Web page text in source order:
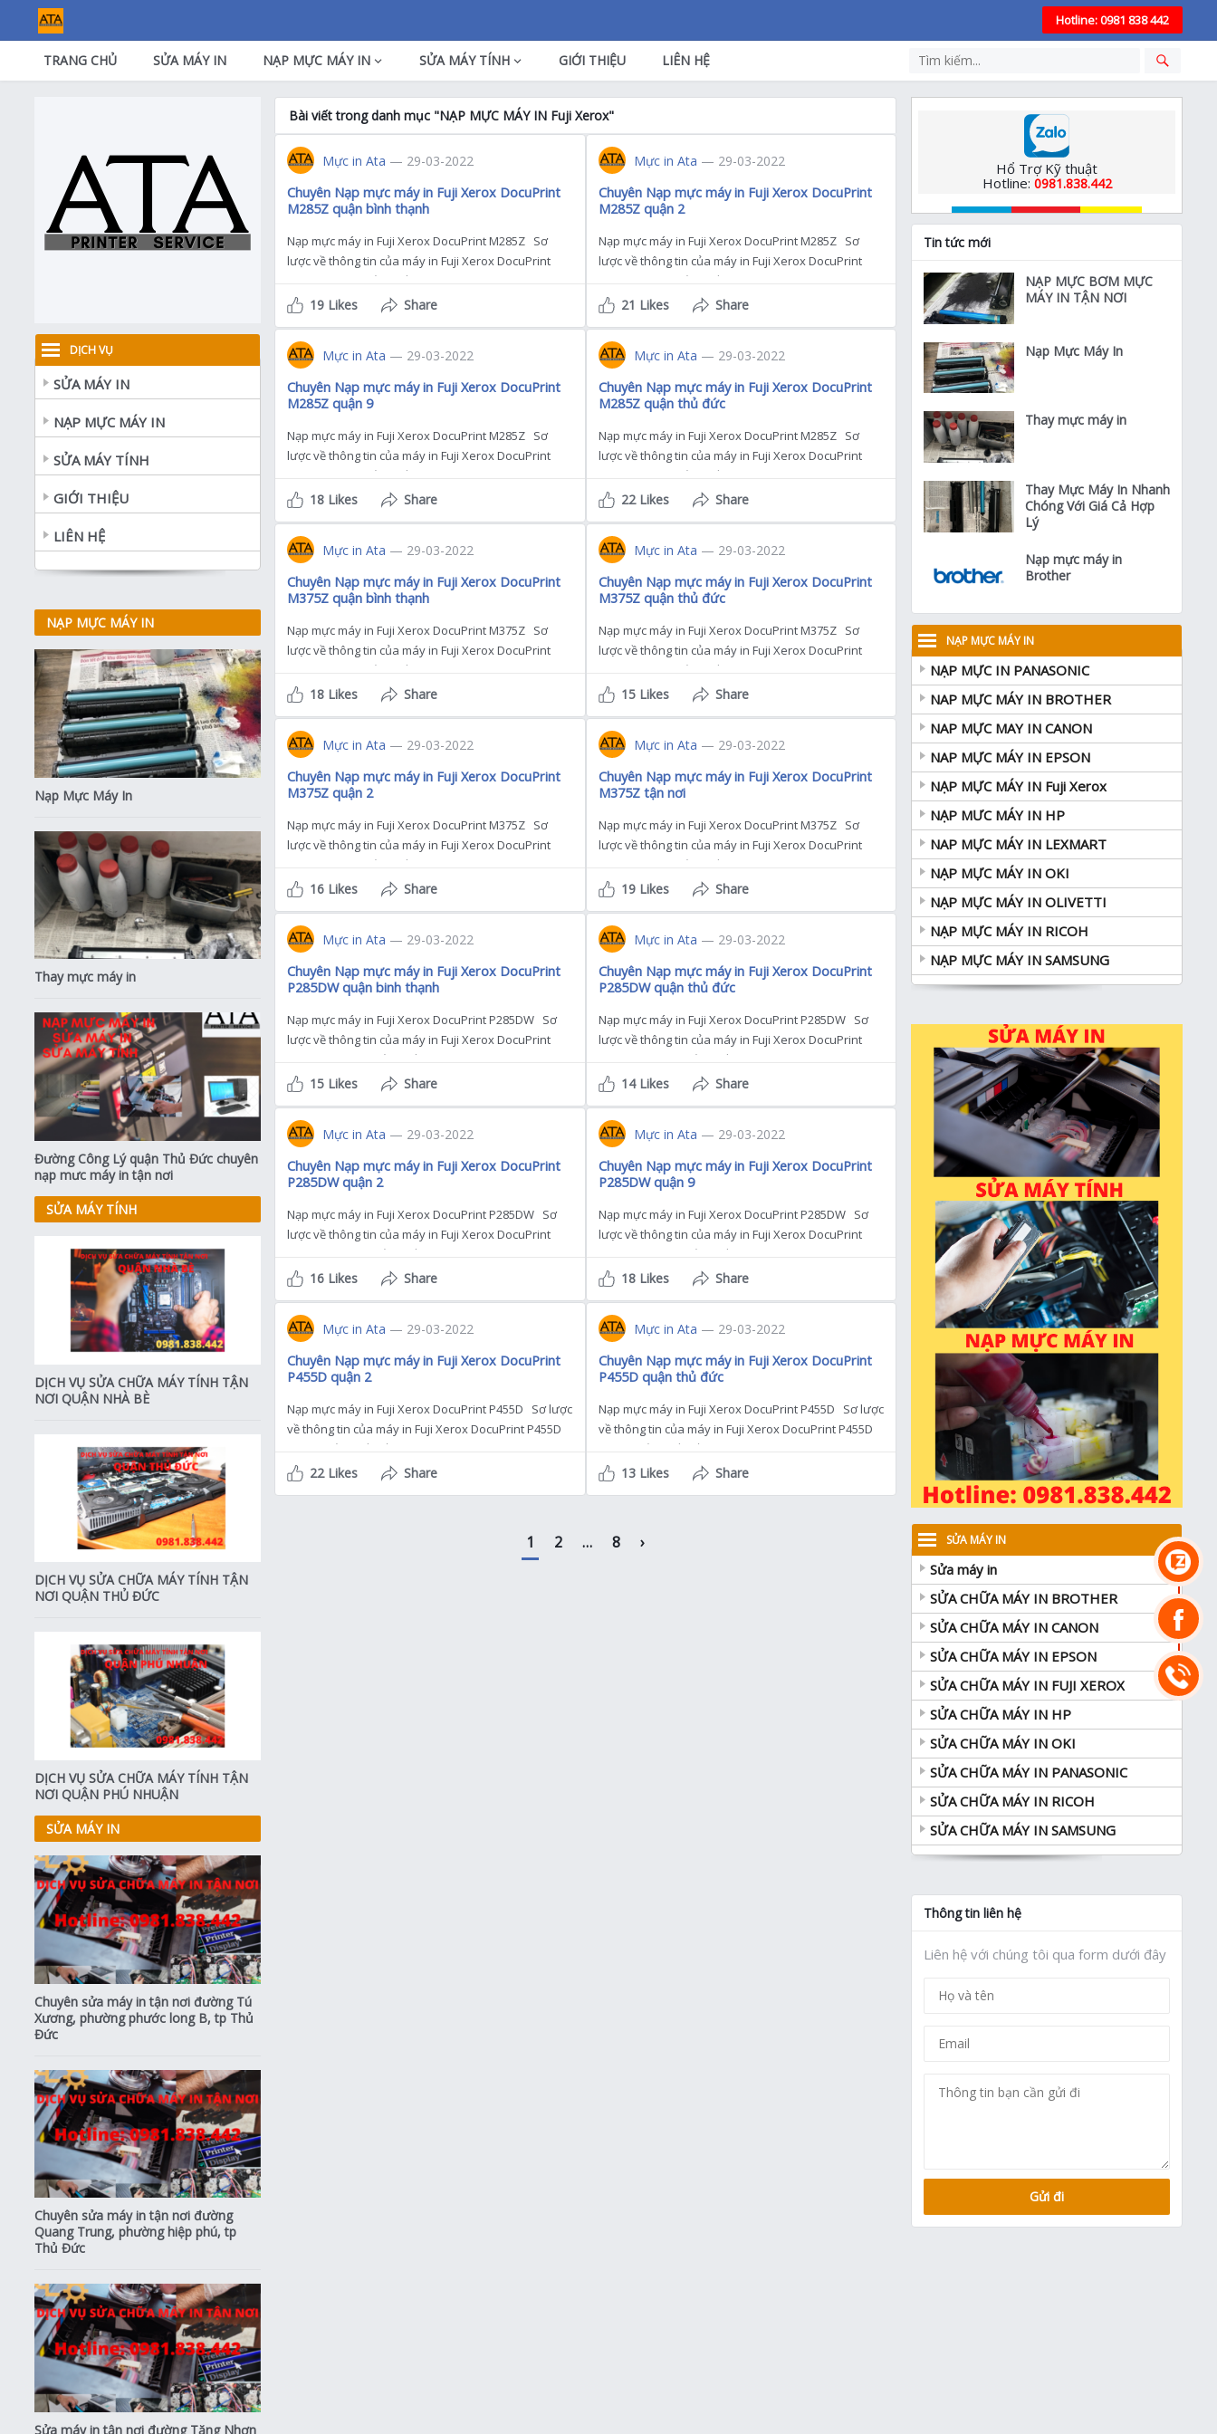
Hotline: 0981 838 442
TRANG CHỦ SỬA MÁY IN NẠP MỰC MÁY IN SỬA MÁY TÍNH GIỚI THIỆU LIÊN HỆ
DỊCH VỤ
SỬA MÁY IN
NẠP MỰC MÁY IN
SỬA MÁY TÍNH
GIỚI THIỆU
LIÊN HỆ
NẠP MỰC MÁY IN
Nạp Mực Máy In
Thay mực máy in
Đường Công Lý quận Thủ Đức chuyên
nạp mưc máy in tận nơi
SỬA MÁY TÍNH
DỊCH VỤ SỬA CHỮA MÁY TÍNH TẬN
NƠI QUẬN NHÀ BÈ
DỊCH VỤ SỬA CHỮA MÁY TÍNH TẬN
NƠI QUẬN THỦ ĐỨC
DỊCH VỤ SỬA CHỮA MÁY TÍNH TẬN
NƠI QUẬN PHÚ NHUẬN
SỬA MÁY IN
Chuyên sửa máy in tận nơi đường Tú
Xương, phường phước long B, tp Thủ
Đức
Chuyên sửa máy in tận nơi đường
Quang Trung, phường hiệp phú, tp
Thủ Đức
Sửa máy in tận nơi đường Tăng Nhơn
Bài viết trong danh mục "NẠP MỰC MÁY IN Fuji Xerox"
Mực in Ata — 29-03-2022
Chuyên Nạp mực máy in Fuji Xerox DocuPrint
M285Z quận bình thạnh
Nạp mực máy in Fuji Xerox DocuPrint M285Z Sơ
lược về thông tin của máy in Fuji Xerox DocuPrint
M285Z mà bạn cần biết máy in Fuji Xerox […]
19 Likes Share
Mực in Ata — 29-03-2022
Chuyên Nạp mực máy in Fuji Xerox DocuPrint
M285Z quận 2
Nạp mực máy in Fuji Xerox DocuPrint M285Z Sơ
lược về thông tin của máy in Fuji Xerox DocuPrint
M285Z mà bạn cần biết máy in Fuji Xerox […]
21 Likes Share
Mực in Ata — 29-03-2022
Chuyên Nạp mực máy in Fuji Xerox DocuPrint
M285Z quận 9
Nạp mực máy in Fuji Xerox DocuPrint M285Z Sơ
lược về thông tin của máy in Fuji Xerox DocuPrint
M285Z mà bạn cần biết máy in Fuji Xerox […]
18 Likes Share
Mực in Ata — 29-03-2022
Chuyên Nạp mực máy in Fuji Xerox DocuPrint
M285Z quận thủ đức
Nạp mực máy in Fuji Xerox DocuPrint M285Z Sơ
lược về thông tin của máy in Fuji Xerox DocuPrint
M285Z mà bạn cần biết máy in Fuji Xerox […]
22 Likes Share
Mực in Ata — 29-03-2022
Chuyên Nạp mực máy in Fuji Xerox DocuPrint
M375Z quận bình thạnh
Nạp mực máy in Fuji Xerox DocuPrint M375Z Sơ
lược về thông tin của máy in Fuji Xerox DocuPrint
M375Z mà bạn cần biết Chức năng : Copy – […]
18 Likes Share
Mực in Ata — 29-03-2022
Chuyên Nạp mực máy in Fuji Xerox DocuPrint
M375Z quận thủ đức
Nạp mực máy in Fuji Xerox DocuPrint M375Z Sơ
lược về thông tin của máy in Fuji Xerox DocuPrint
M375Z mà bạn cần biết Chức năng : Copy – […]
15 Likes Share
Mực in Ata — 29-03-2022
Chuyên Nạp mực máy in Fuji Xerox DocuPrint
M375Z quận 2
Nạp mực máy in Fuji Xerox DocuPrint M375Z Sơ
lược về thông tin của máy in Fuji Xerox DocuPrint
M375Z mà bạn cần biết Chức năng : Copy – […]
16 Likes Share
Mực in Ata — 29-03-2022
Chuyên Nạp mực máy in Fuji Xerox DocuPrint
M375Z tận nơi
Nạp mực máy in Fuji Xerox DocuPrint M375Z Sơ
lược về thông tin của máy in Fuji Xerox DocuPrint
M375Z mà bạn cần biết Chức năng : Copy – […]
19 Likes Share
Mực in Ata — 29-03-2022
Chuyên Nạp mực máy in Fuji Xerox DocuPrint
P285DW quận binh thạnh
Nạp mực máy in Fuji Xerox DocuPrint P285DW Sơ
lược về thông tin của máy in Fuji Xerox DocuPrint
P285DW mà bạn cần biết Màn hình LCD 1 […]
15 Likes Share
Mực in Ata — 29-03-2022
Chuyên Nạp mực máy in Fuji Xerox DocuPrint
P285DW quận thủ đức
Nạp mực máy in Fuji Xerox DocuPrint P285DW Sơ
lược về thông tin của máy in Fuji Xerox DocuPrint
P285DW mà bạn cần biết Màn hình LCD 1 […]
14 Likes Share
Mực in Ata — 29-03-2022
Chuyên Nạp mực máy in Fuji Xerox DocuPrint
P285DW quận 2
Nạp mực máy in Fuji Xerox DocuPrint P285DW Sơ
lược về thông tin của máy in Fuji Xerox DocuPrint
P285DW mà bạn cần biết Màn hình LCD 1 […]
16 Likes Share
Mực in Ata — 29-03-2022
Chuyên Nạp mực máy in Fuji Xerox DocuPrint
P285DW quận 9
Nạp mực máy in Fuji Xerox DocuPrint P285DW Sơ
lược về thông tin của máy in Fuji Xerox DocuPrint
P285DW mà bạn cần biết Màn hình LCD 1 […]
18 Likes Share
Mực in Ata — 29-03-2022
Chuyên Nạp mực máy in Fuji Xerox DocuPrint
P455D quận 2
Nạp mực máy in Fuji Xerox DocuPrint P455D Sơ lược
về thông tin của máy in Fuji Xerox DocuPrint P455D
mà bạn cần biết Tốc độ : 45 […]
22 Likes Share
Mực in Ata — 29-03-2022
Chuyên Nạp mực máy in Fuji Xerox DocuPrint
P455D quận thủ đức
Nạp mực máy in Fuji Xerox DocuPrint P455D Sơ lược
về thông tin của máy in Fuji Xerox DocuPrint P455D
mà bạn cần biết Tốc độ : 45 […]
13 Likes Share
1 2 … 8 ›
Hổ Trợ Kỹ thuật
Hotline: 0981.838.442
Tin tức mới
NẠP MỰC BƠM MỰC
MÁY IN TẬN NƠI
Nạp Mực Máy In
Thay mực máy in
Thay Mực Máy In Nhanh
Chóng Với Giá Cả Hợp
Lý
Nạp mực máy in
Brother
NẠP MỰC MÁY IN
NẠP MỰC IN PANASONIC
NAP MỰC MÁY IN BROTHER
NAP MỰC MAY IN CANON
NAP MỰC MÁY IN EPSON
NẠP MỰC MÁY IN Fuji Xerox
NẠP MƯC MÁY IN HP
NAP MỰC MÁY IN LEXMART
NẠP MỰC MÁY IN OKI
NẠP MỰC MÁY IN OLIVETTI
NẠP MỰC MÁY IN RICOH
NẠP MỰC MÁY IN SAMSUNG
SỬA MÁY IN
Sửa máy in
SỬA CHỮA MÁY IN BROTHER
SỬA CHỮA MÁY IN CANON
SỬA CHỮA MÁY IN EPSON
SỬA CHỮA MÁY IN FUJI XEROX
SỬA CHỮA MÁY IN HP
SỬA CHỮA MÁY IN OKI
SỬA CHỮA MÁY IN PANASONIC
SỬA CHỮA MÁY IN RICOH
SỬA CHỮA MÁY IN SAMSUNG
Thông tin liên hệ
Liên hệ với chúng tôi qua form dưới đây